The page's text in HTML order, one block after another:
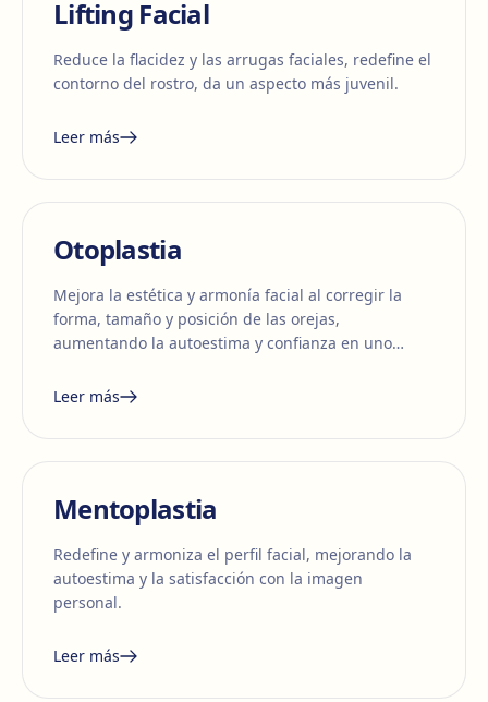
Lifting Facial
Reduce la flacidez y las arrugas faciales, redefine el
contorno del rostro, da un aspecto más juvenil.
Leer más
Otoplastia
Mejora la estética y armonía facial al corregir la
forma, tamaño y posición de las orejas,
aumentando la autoestima y confianza en uno
Leer más
Mentoplastia
Redefine y armoniza el perfil facial, mejorando la
autoestima y la satisfacción con la imagen
personal.
Leer más